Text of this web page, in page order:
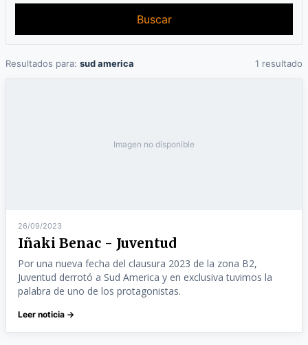
Buscar
Resultados para: sud america 1 resultado
Imagen no disponible
26/09/2023
Iñaki Benac - Juventud
Por una nueva fecha del clausura 2023 de la zona B2,
Juventud derrotó a Sud America y en exclusiva tuvimos la
palabra de uno de los protagonistas.
Leer noticia →